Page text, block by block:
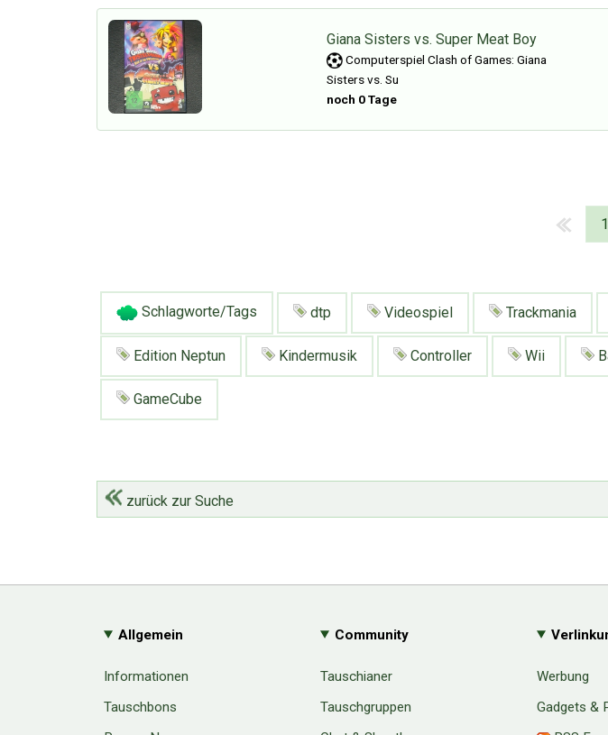
Giana Sisters vs. Super Meat Boy
Computerspiel Clash of Games: Giana
Sisters vs. Su
noch 0 Tage
1
Schlagworte/Tags dtp Videospiel Trackmania
Edition Neptun Kindermusik Controller Wii
GameCube
zurück zur Suche
Allgemein
Informationen
Tauschbons
Community
Tauschianer
Tauschgruppen
Werbung
Gadgets &